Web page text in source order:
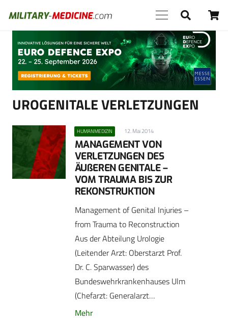
Anzeige
UROGENITALE VERLETZUNGEN
HUMANMEDIZIN 12. Mai 2014
MANAGEMENT VON
VERLETZUNGEN DES
ÄUßEREN GENITALE –
VOM TRAUMA BIS ZUR
REKONSTRUKTION
Management of Genital Injuries –
from Trauma to Reconstruction
Aus der Abteilung Urologie
(Leitender Arzt: Oberstarzt Prof.
Dr. C. Sparwasser) des
Bundeswehrkrankenhauses Ulm
(Chefarzt: Generalarzt…
Mehr